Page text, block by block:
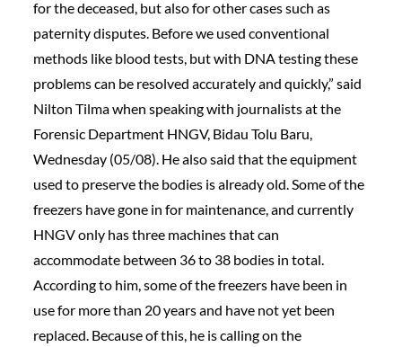
for the deceased, but also for other cases such as
paternity disputes. Before we used conventional
methods like blood tests, but with DNA testing these
problems can be resolved accurately and quickly,” said
Nilton Tilma when speaking with journalists at the
Forensic Department HNGV, Bidau Tolu Baru,
Wednesday (05/08). He also said that the equipment
used to preserve the bodies is already old. Some of the
freezers have gone in for maintenance, and currently
HNGV only has three machines that can
accommodate between 36 to 38 bodies in total.
According to him, some of the freezers have been in
use for more than 20 years and have not yet been
replaced. Because of this, he is calling on the